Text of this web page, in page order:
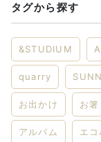
タグから探す
&STUDIUM
quarry
お出かけ お箸
アルバム エ